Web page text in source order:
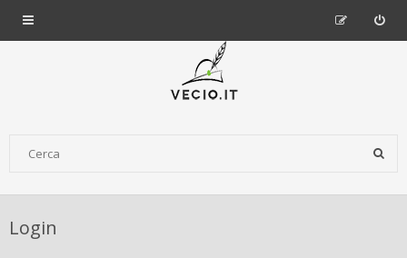
Login